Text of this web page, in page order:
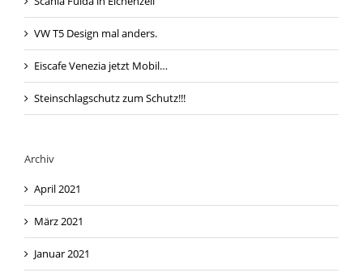
VW T5 Design mal anders.
Eiscafe Venezia jetzt Mobil…
Steinschlagschutz zum Schutz!!!
Archiv
April 2021
März 2021
Januar 2021